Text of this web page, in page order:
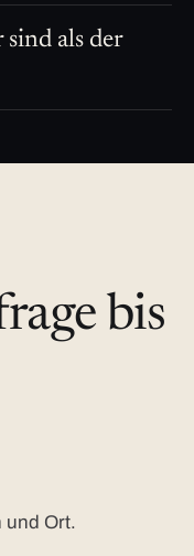
als der
bis
und Ort.